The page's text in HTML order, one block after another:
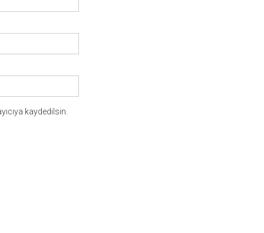
kaydedilsin.